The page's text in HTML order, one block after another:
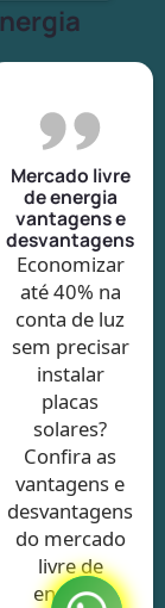
Mercado livre
de energia
vantagens e
desvantagens
Economizar
até 40% na
conta de luz
sem precisar
instalar
placas
solares?
Confira as
vantagens e
desvantagens
do mercado
livre de
energia!